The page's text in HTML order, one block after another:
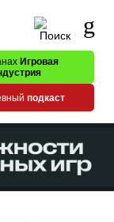
Игровая
подкаст